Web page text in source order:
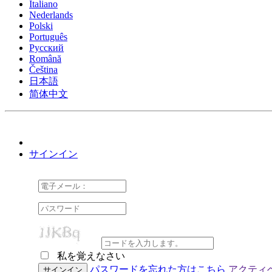
Cookie Consent plugin for the EU cookie
Italiano
Nederlands
Polski
Português
Pусский
Română
Čeština
日本語
简体中文
サインイン
私を覚えなさい
パスワードを忘れた方はこちら アクティ